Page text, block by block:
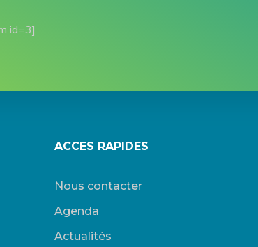
id=3]
ACCES RAPIDES
Nous contacter
Agenda
Actualités